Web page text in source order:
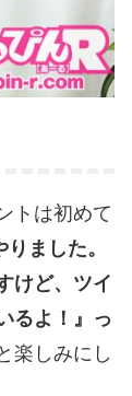
トは初めて
ました。
けど、ツイ
るよ！』っ
楽しみにし